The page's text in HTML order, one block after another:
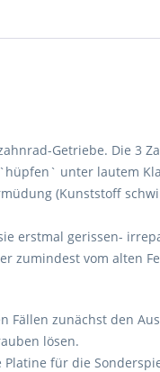
Getriebe. Die 3
unter lautem
(Kunststoff
erstmal gerissen-
zumindest vom alten
zunächst den
lösen.
für die